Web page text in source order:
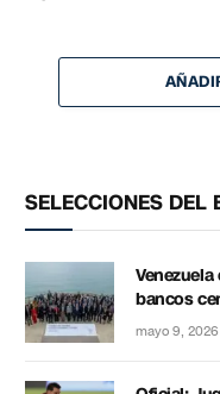
SELECCIONES DEL
bancos
mayo 9, 2026